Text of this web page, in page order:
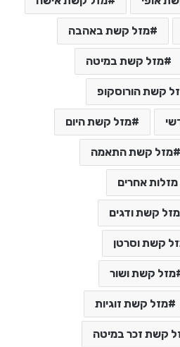
מזל קשת באהבה
מזל קשת במיטה
קשת הורוסקופ
מזל קשת היום
מזל קשת התאמה
אחרים
מזל קשת ודגים
קשת וסרטן
מזל קשת ושור
מזל קשת זוגיות
קשת זכר במיטה